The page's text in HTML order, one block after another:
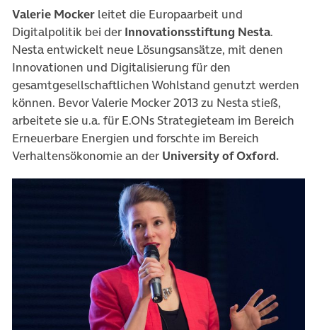
Valerie Mocker leitet die Europaarbeit und
Digitalpolitik bei der Innovationsstiftung Nesta.
Nesta entwickelt neue Lösungsansätze, mit denen
Innovationen und Digitalisierung für den
gesamtgesellschaftlichen Wohlstand genutzt werden
können. Bevor Valerie Mocker 2013 zu Nesta stieß,
arbeitete sie u.a. für E.ONs Strategieteam im Bereich
Erneuerbare Energien und forschte im Bereich
Verhaltensökonomie an der University of Oxford.